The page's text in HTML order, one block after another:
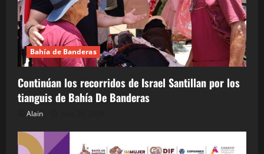
Bahía de Banderas
Continúan los recorridos de Israel Santillan por los
tianguis de Bahía De Banderas
Alain